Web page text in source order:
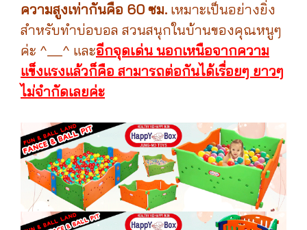
ความสูงเท่ากันคือ 60 ซม. เหมาะเป็นอย่างยิ่ง
สำหรับทำบ่อบอล สวนสนุกในบ้านของคุณหนูๆ
ค่ะ ^__^ และอีกจุดเด่น นอกเหนือจากความ
แข็งแรงแล้วก็คือ สามารถต่อกันได้เรื่อยๆ ยาวๆ
ไม่จำกัดเลยค่ะ